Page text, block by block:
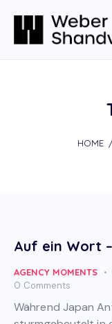
HOME
Auf ein Wort
AGENCY MOMENTS
0 Comments
Während Japan